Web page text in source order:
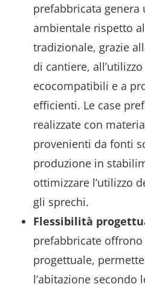
prefabbricata
ambientale rispetto
tradizionale, grazie
di cantiere,
ecocompatibili e a
efficienti. Le case
realizzate con
provenienti da fonti
produzione in
ottimizzare l’utilizzo
gli sprechi.
Flessibilità
prefabbricate
progettuale,
l’abitazione secondo